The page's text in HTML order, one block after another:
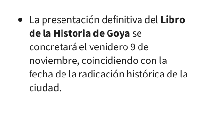
La presentación definitiva delLibro
de la Historia de Goyase
concretará el venidero 9 de
noviembre, coincidiendo con la
fecha de la radicación histórica de la
ciudad.